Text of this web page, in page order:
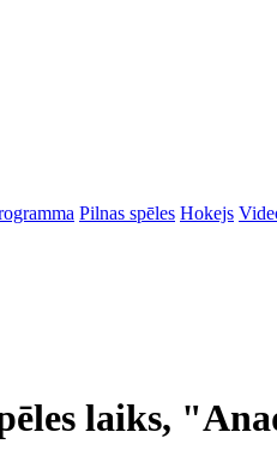
Pilnas spēles Hokejs
laiks,